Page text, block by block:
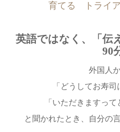
育てる トライ
英語ではなく、「伝
90
外国人か
「どうしてお寿司
「いただきますって
と聞かれたとき、自分の